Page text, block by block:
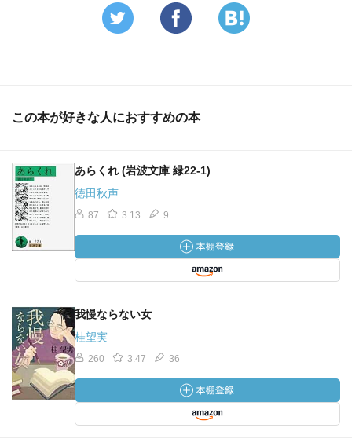
この本が好きな人におすすめの本
あらくれ (岩波文庫 緑22-1)
徳田秋声
87 3.13 9
我慢ならない女
桂望実
260 3.47 36